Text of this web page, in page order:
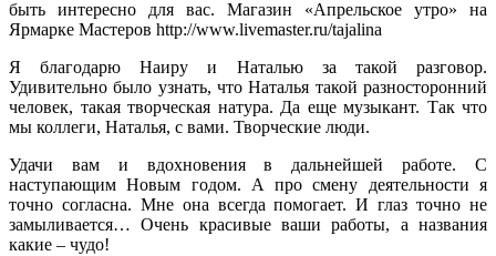
быть интересно для вас. Магазин «Апрельское утро» на
Ярмарке Мастеров http://www.livemaster.ru/tajalina
Я благодарю Наиру и Наталью за такой разговор.
Удивительно было узнать, что Наталья такой разносторонний
человек, такая творческая натура. Да еще музыкант. Так что
мы коллеги, Наталья, с вами. Творческие люди.
Удачи вам и вдохновения в дальнейшей работе. С
наступающим Новым годом. А про смену деятельности я
точно согласна. Мне она всегда помогает. И глаз точно не
замыливается… Очень красивые ваши работы, а названия
какие – чудо!